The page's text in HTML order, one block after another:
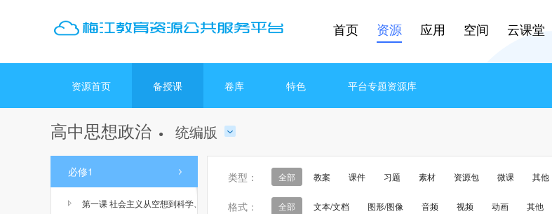
首页 资源 应用 空间 云课堂
资源首页 备授课 卷库 特色 平台专题资源库
高中思想政治 ● 统编版
必修1
第一课 社会主义从空想到科学、从理论到实践的发展
类型： 全部 教案 课件 习题 素材 资源包 微课 其他
格式： 全部 文本/文档 图形/图像 音频 视频 动画 其他